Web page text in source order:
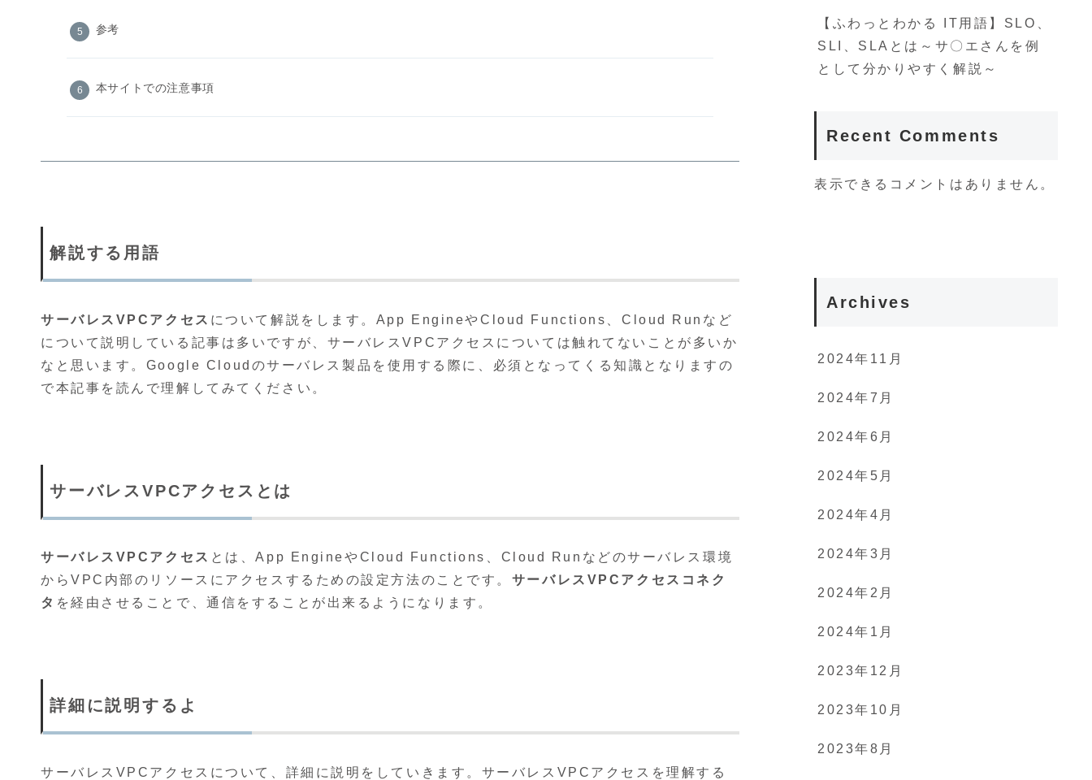
参考
本サイトでの注意事項
解説する用語
サーバレスVPCアクセス について解説をします。App EngineやCloud Functions、Cloud Runなど
について説明している記事は多いですが、サーバレスVPCアクセスについては触れてないことが多いか
なと思います。Google Cloudのサーバレス製品を使用する際に、必須となってくる知識となりますの
で本記事を読んで理解してみてください。
サーバレスVPCアクセスとは
サーバレスVPCアクセス とは、App EngineやCloud Functions、Cloud Runなどのサーバレス環境
からVPC内部のリソースにアクセスするための設定方法のことです。 サーバレスVPCアクセスコネク
タ を経由させることで、通信をすることが出来るようになります。
詳細に説明するよ
サーバレスVPCアクセスについて、詳細に説明をしていきます。サーバレスVPCアクセスを理解する
【ふわっとわかる IT用語】SLO、
SLI、SLAとは～サ〇エさんを例
として分かりやすく解説～
Recent Comments
表示できるコメントはありません。
Archives
2024年11月
2024年7月
2024年6月
2024年5月
2024年4月
2024年3月
2024年2月
2024年1月
2023年12月
2023年10月
2023年8月